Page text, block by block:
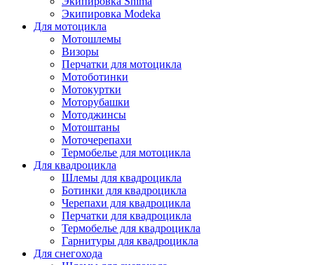
Экипировка Modeka
Для мотоцикла
Мотошлемы
Визоры
Перчатки для мотоцикла
Мотоботинки
Мотокуртки
Моторубашки
Мотоджинсы
Мотоштаны
Моточерепахи
Термобелье для мотоцикла
Для квадроцикла
Шлемы для квадроцикла
Ботинки для квадроцикла
Черепахи для квадроцикла
Перчатки для квадроцикла
Термобелье для квадроцикла
Гарнитуры для квадроцикла
Для снегохода